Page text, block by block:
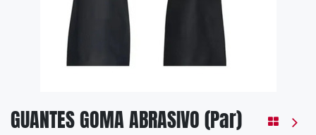
GUANTES GOMA ABRASIVO (Par)